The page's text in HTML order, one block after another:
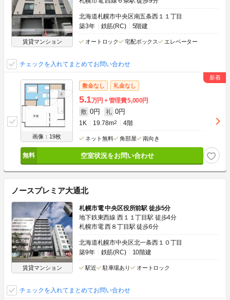
賃貸マンション
北海道札幌市中央区南五条西１１丁目
築3年
鉄筋(RC) 5階建
オートロック 宅配ボックス エレベーター
チェックを入れてまとめてお問い合わせ
画像：19枚
敷金なし 礼金なし
5.1万円 管理費5,000円
敷 0円 礼 0円
1K 19.78m2 4階
ネット無料 角部屋 南向き
空室状況をお問い合わせ
ノースプレミア大通北
賃貸マンション
札幌市電 中央区役所前駅 徒歩5分
地下鉄東西線 西１１丁目駅 徒歩4分
札幌市電 西８丁目駅 徒歩6分
北海道札幌市中央区北一条西１０丁目
築9年
鉄筋(RC) 10階建
駅近 駐車場あり オートロック
チェックを入れてまとめてお問い合わせ